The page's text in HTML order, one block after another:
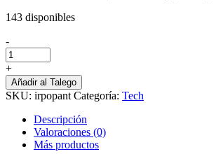
143 disponibles
-
Airpods
Pro
Dos
Con
Pantalla
cantidad
+
Añadir al Talego
SKU: irpopant Categoría: Tech
Descripción
Valoraciones (0)
Más productos